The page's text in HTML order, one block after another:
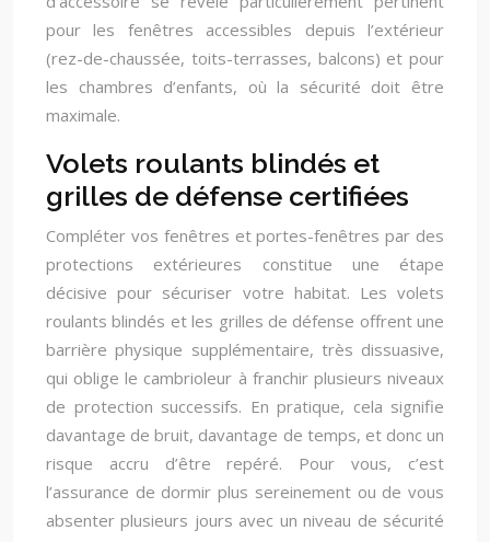
pour les fenêtres accessibles depuis l’extérieur
(rez-de-chaussée, toits-terrasses, balcons) et pour
les chambres d’enfants, où la sécurité doit être
maximale.
Volets roulants blindés et
grilles de défense certifiées
Compléter vos fenêtres et portes-fenêtres par des
protections extérieures constitue une étape
décisive pour sécuriser votre habitat. Les volets
roulants blindés et les grilles de défense offrent une
barrière physique supplémentaire, très dissuasive,
qui oblige le cambrioleur à franchir plusieurs niveaux
de protection successifs. En pratique, cela signifie
davantage de bruit, davantage de temps, et donc un
risque accru d’être repéré. Pour vous, c’est
l’assurance de dormir plus sereinement ou de vous
absenter plusieurs jours avec un niveau de sécurité